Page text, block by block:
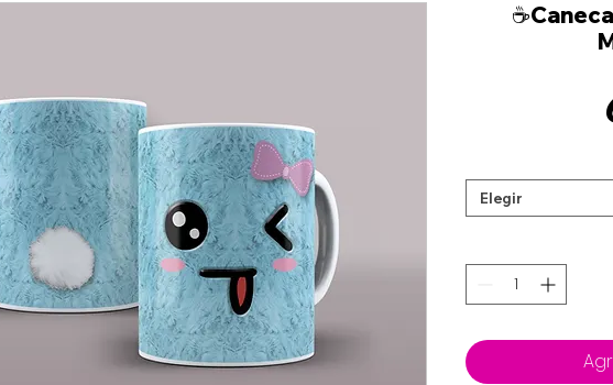
Elegir